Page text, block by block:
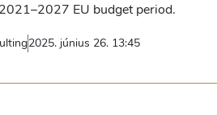
EU budget period.
2025. június 26. 13:45